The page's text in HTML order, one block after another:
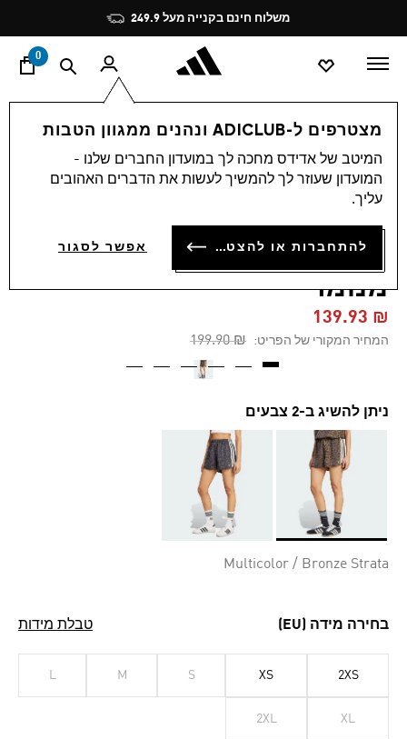
Pause
promotion
rotation
משלוח חינם בקנייה מעל 249.9
0
מצטרפים ל-ADICLUB ונהנים ממגוון הטבות
המיטב של אדידס מחכה לך במועדון החברים שלנו -
המועדון שעוזר לך להמשיך לעשות את הדברים האהובים
עליך.
להתחברות או להצטרפות אפשר לסגור
139
4.8 (139)
ADIDAS ORIGINALS בהדפס
מנומר
₪ 139.93
המחיר המקורי של הפריט: Price reduced from
₪ 199.90
to
ניתן להשיג ב-2 צבעים
Multicolor / Bronze Strata
בחירה מידה (EU) טבלת מידות
2XS
XS
S
M
L
XL
2XL